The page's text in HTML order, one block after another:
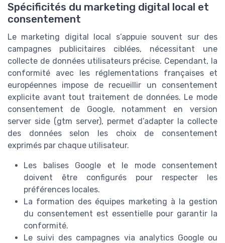
Spécificités du marketing digital local et
consentement
Le marketing digital local s’appuie souvent sur des
campagnes publicitaires ciblées, nécessitant une
collecte de données utilisateurs précise. Cependant, la
conformité avec les réglementations françaises et
européennes impose de recueillir un consentement
explicite avant tout traitement de données. Le mode
consentement de Google, notamment en version
server side (gtm server), permet d’adapter la collecte
des données selon les choix de consentement
exprimés par chaque utilisateur.
Les balises Google et le mode consentement
doivent être configurés pour respecter les
préférences locales.
La formation des équipes marketing à la gestion
du consentement est essentielle pour garantir la
conformité.
Le suivi des campagnes via analytics Google ou